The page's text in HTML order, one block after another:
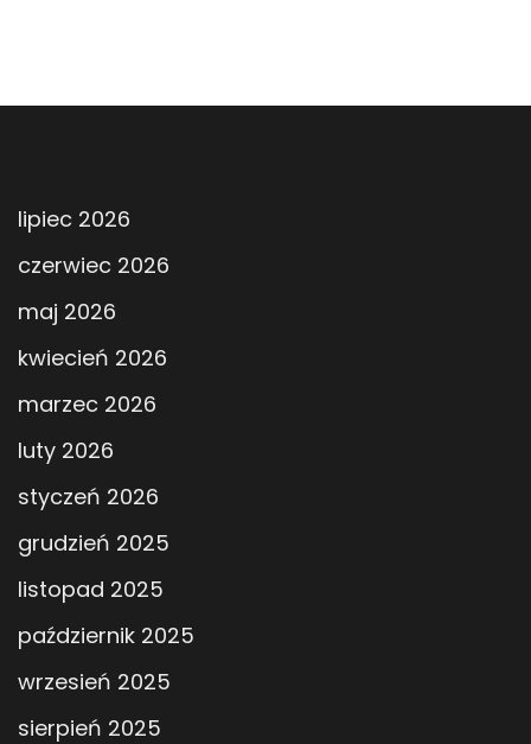
lipiec 2026
czerwiec 2026
maj 2026
kwiecień 2026
marzec 2026
luty 2026
styczeń 2026
grudzień 2025
listopad 2025
październik 2025
wrzesień 2025
sierpień 2025